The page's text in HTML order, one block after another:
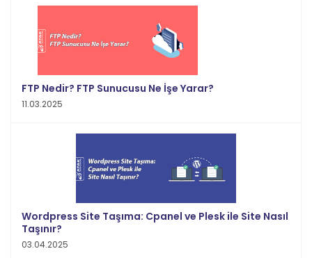
FTP Nedir? FTP Sunucusu Ne İşe Yarar?
11.03.2025
Wordpress Site Taşıma: Cpanel ve Plesk ile Site Nasıl
Taşınır?
03.04.2025